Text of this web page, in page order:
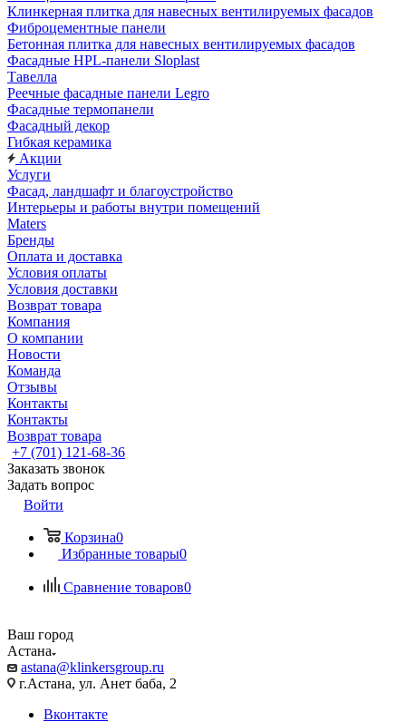
Клинкерная плитка для навесных вентилируемых фасадов
Фиброцементные панели
Бетонная плитка для навесных вентилируемых фасадов
Фасадные HPL-панели Sloplast
Тавелла
Реечные фасадные панели Legro
Фасадные термопанели
Фасадный декор
Гибкая керамика
Акции
Услуги
Фасад, ландшафт и благоустройство
Интерьеры и работы внутри помещений
Maters
Бренды
Оплата и доставка
Условия оплаты
Условия доставки
Возврат товара
Компания
О компании
Новости
Команда
Отзывы
Контакты
Контакты
Возврат товара
+7 (701) 121-68-36
Заказать звонок
Задать вопрос
Войти
Корзина0
Избранные товары0
Сравнение товаров0
Ваш город
Астана
astana@klinkersgroup.ru
г.Астана, ул. Анет баба, 2
Вконтакте